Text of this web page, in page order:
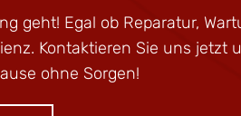
geht! Egal ob Reparatur,
Kontaktieren Sie uns jetzt
ohne Sorgen!